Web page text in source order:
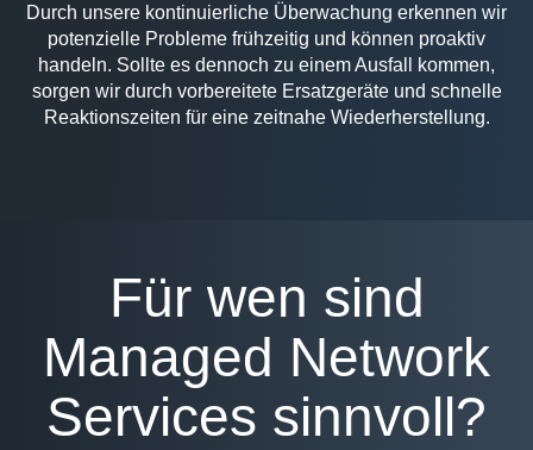
Durch unsere kontinuierliche Überwachung erkennen wir
potenzielle Probleme frühzeitig und können proaktiv
handeln. Sollte es dennoch zu einem Ausfall kommen,
sorgen wir durch vorbereitete Ersatzgeräte und schnelle
Reaktionszeiten für eine zeitnahe Wiederherstellung.
Für wen sind
Managed Network
Services sinnvoll?